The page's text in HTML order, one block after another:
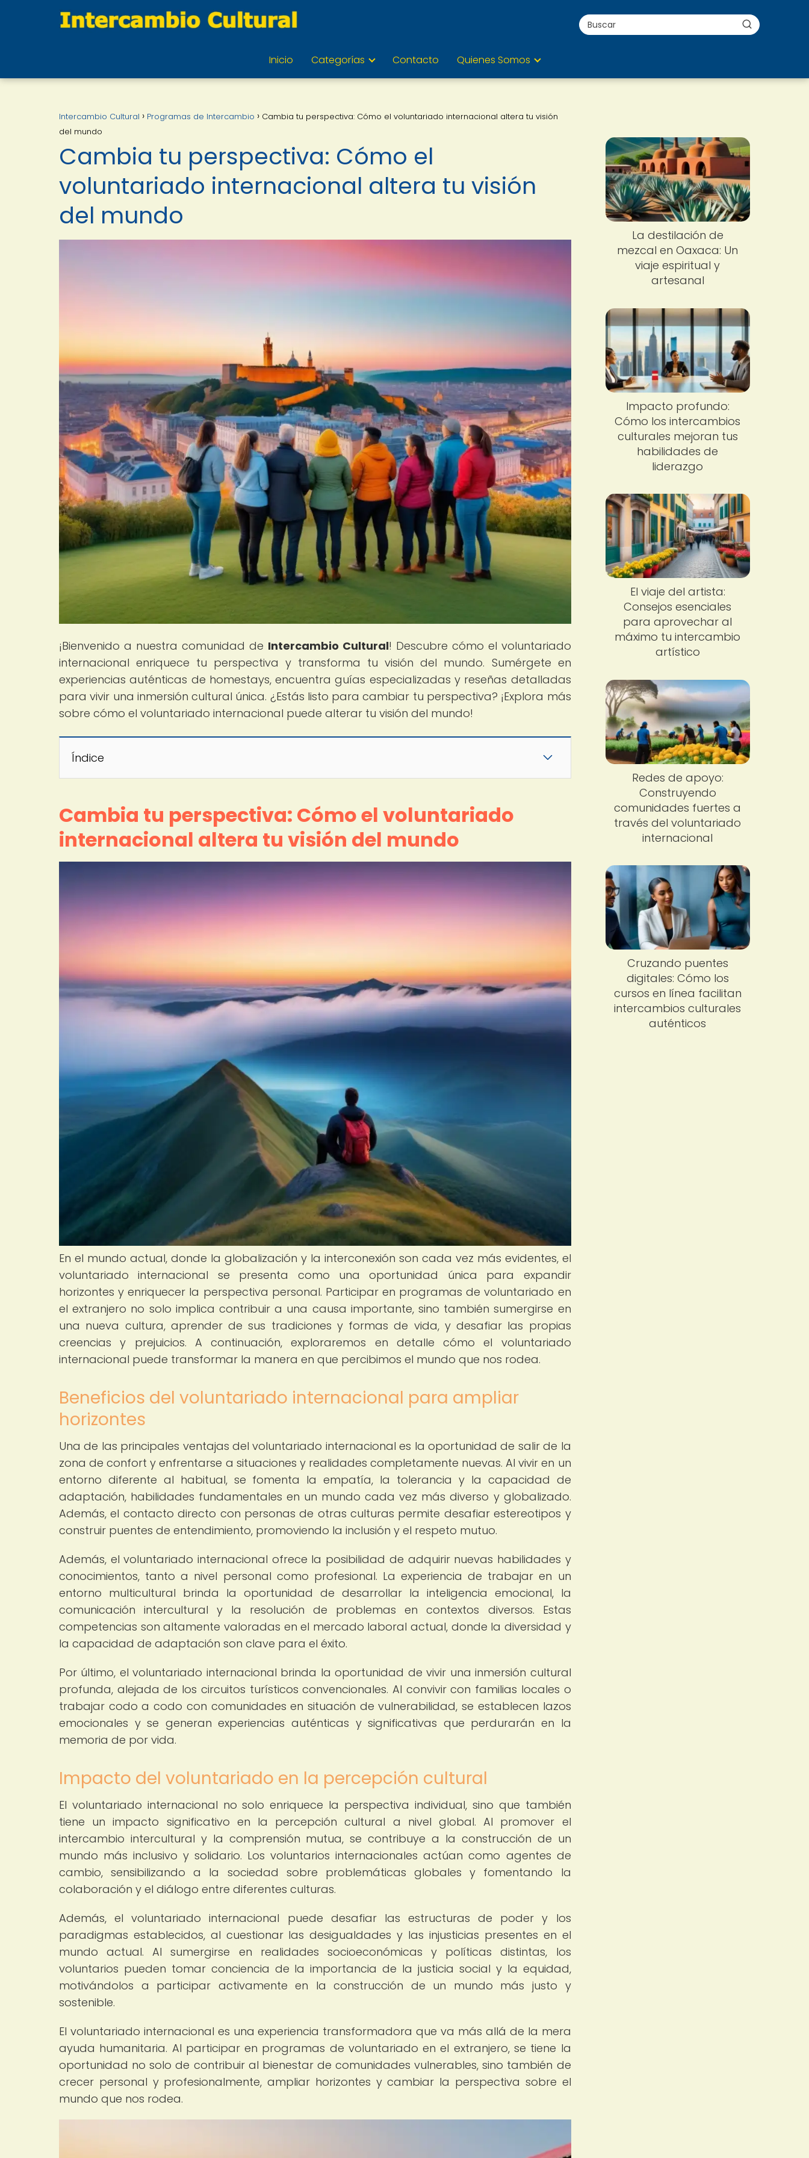
Inicio Categorías Contacto Quienes Somos
Intercambio Cultural Programas de Intercambio
Cambia tu perspectiva: Cómo el voluntariado internacional altera tu visión
del mundo
Cambia tu perspectiva: Cómo el
voluntariado internacional altera tu visión
del mundo
¡Bienvenido a nuestra comunidad de Intercambio Cultural! Descubre cómo el voluntariado
internacional enriquece tu perspectiva y transforma tu visión del mundo. Sumérgete en
experiencias auténticas de homestays, encuentra guías especializadas y reseñas detalladas
para vivir una inmersión cultural única. ¿Estás listo para cambiar tu perspectiva? ¡Explora más
sobre cómo el voluntariado internacional puede alterar tu visión del mundo!
Índice
Cambia tu perspectiva: Cómo el voluntariado
internacional altera tu visión del mundo
En el mundo actual, donde la globalización y la interconexión son cada vez más evidentes, el
voluntariado internacional se presenta como una oportunidad única para expandir
horizontes y enriquecer la perspectiva personal. Participar en programas de voluntariado en
el extranjero no solo implica contribuir a una causa importante, sino también sumergirse en
una nueva cultura, aprender de sus tradiciones y formas de vida, y desafiar las propias
creencias y prejuicios. A continuación, exploraremos en detalle cómo el voluntariado
internacional puede transformar la manera en que percibimos el mundo que nos rodea.
Beneficios del voluntariado internacional para ampliar
horizontes
Una de las principales ventajas del voluntariado internacional es la oportunidad de salir de la
zona de confort y enfrentarse a situaciones y realidades completamente nuevas. Al vivir en un
entorno diferente al habitual, se fomenta la empatía, la tolerancia y la capacidad de
adaptación, habilidades fundamentales en un mundo cada vez más diverso y globalizado.
Además, el contacto directo con personas de otras culturas permite desafiar estereotipos y
construir puentes de entendimiento, promoviendo la inclusión y el respeto mutuo.
Además, el voluntariado internacional ofrece la posibilidad de adquirir nuevas habilidades y
conocimientos, tanto a nivel personal como profesional. La experiencia de trabajar en un
entorno multicultural brinda la oportunidad de desarrollar la inteligencia emocional, la
comunicación intercultural y la resolución de problemas en contextos diversos. Estas
competencias son altamente valoradas en el mercado laboral actual, donde la diversidad y
la capacidad de adaptación son clave para el éxito.
Por último, el voluntariado internacional brinda la oportunidad de vivir una inmersión cultural
profunda, alejada de los circuitos turísticos convencionales. Al convivir con familias locales o
trabajar codo a codo con comunidades en situación de vulnerabilidad, se establecen lazos
emocionales y se generan experiencias auténticas y significativas que perdurarán en la
memoria de por vida.
Impacto del voluntariado en la percepción cultural
El voluntariado internacional no solo enriquece la perspectiva individual, sino que también
tiene un impacto significativo en la percepción cultural a nivel global. Al promover el
intercambio intercultural y la comprensión mutua, se contribuye a la construcción de un
mundo más inclusivo y solidario. Los voluntarios internacionales actúan como agentes de
cambio, sensibilizando a la sociedad sobre problemáticas globales y fomentando la
colaboración y el diálogo entre diferentes culturas.
Además, el voluntariado internacional puede desafiar las estructuras de poder y los
paradigmas establecidos, al cuestionar las desigualdades y las injusticias presentes en el
mundo actual. Al sumergirse en realidades socioeconómicas y políticas distintas, los
voluntarios pueden tomar conciencia de la importancia de la justicia social y la equidad,
motivándolos a participar activamente en la construcción de un mundo más justo y
sostenible.
El voluntariado internacional es una experiencia transformadora que va más allá de la mera
ayuda humanitaria. Al participar en programas de voluntariado en el extranjero, se tiene la
oportunidad no solo de contribuir al bienestar de comunidades vulnerables, sino también de
crecer personal y profesionalmente, ampliar horizontes y cambiar la perspectiva sobre el
mundo que nos rodea.
La destilación de
mezcal en Oaxaca: Un
viaje espiritual y
artesanal
Impacto profundo:
Cómo los intercambios
culturales mejoran tus
habilidades de
liderazgo
El viaje del artista:
Consejos esenciales
para aprovechar al
máximo tu intercambio
artístico
Redes de apoyo:
Construyendo
comunidades fuertes a
través del voluntariado
internacional
Cruzando puentes
digitales: Cómo los
cursos en línea facilitan
intercambios culturales
auténticos